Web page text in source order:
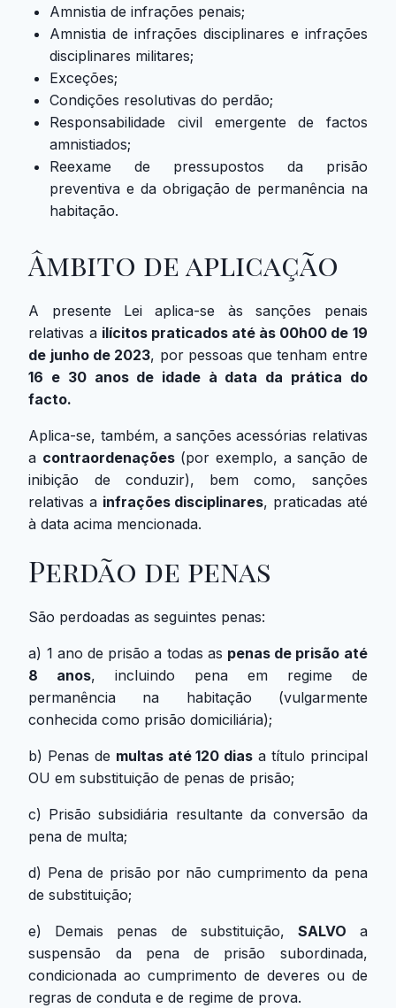
Amnistia de infrações penais;
Amnistia de infrações disciplinares e infrações
disciplinares militares;
Exceções;
Condições resolutivas do perdão;
Responsabilidade civil emergente de factos
amnistiados;
Reexame de pressupostos da prisão
preventiva e da obrigação de permanência na
habitação.
Âmbito de aplicação
A presente Lei aplica-se às sanções penais
relativas a ilícitos praticados até às 00h00 de 19
de junho de 2023, por pessoas que tenham entre
16 e 30 anos de idade à data da prática do
facto.
Aplica-se, também, a sanções acessórias relativas
a contraordenações(por exemplo, a sanção de
inibição de conduzir), bem como, sanções
relativas a infrações disciplinares, praticadas até
à data acima mencionada.
Perdão de penas
São perdoadas as seguintes penas:
a) 1 ano de prisão a todas as penas de prisão até
8 anos, incluindo pena em regime de
permanência na habitação (vulgarmente
conhecida como prisão domiciliária);
b) Penas de multas até 120 dias a título principal
OU em substituição de penas de prisão;
c) Prisão subsidiária resultante da conversão da
pena de multa;
d) Pena de prisão por não cumprimento da pena
de substituição;
e) Demais penas de substituição, SALVO a
suspensão da pena de prisão subordinada,
condicionada ao cumprimento de deveres ou de
regras de conduta e de regime de prova.